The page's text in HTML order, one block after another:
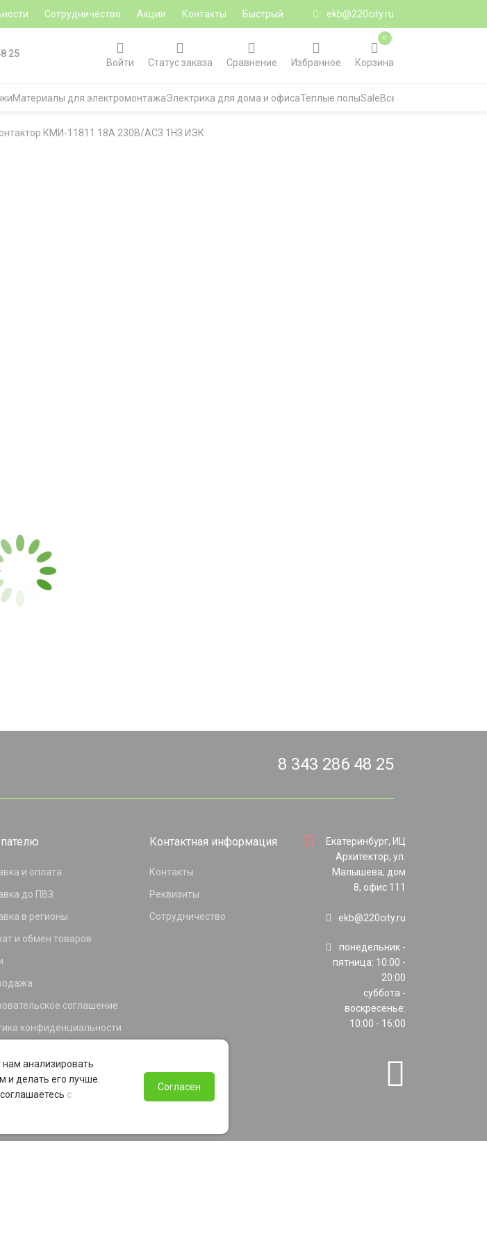
Сотрудничество Акции Контакты
Быстрый
ekb@220city.ru
25
Войти
Статус заказа Сравнение Избранное Корзина
0
Материалы для электромонтажаЭлектрика для дома и офисаТеплые полыSaleВсе категории
КМИ-11811 18А 230В/АС3 1НЗ ИЭК
8 343 286 48 25
и оплата
до ПВЗ
в регионы
и обмен товаров
соглашение
конфиденциальности
лояльности
Контактная информация
Контакты
Реквизиты
Сотрудничество
Екатеринбург, ИЦ
Архитектор, ул.
Малышева, дом
8, офис 111
ekb@220city.ru
понедельник -
пятница: 10:00 -
20:00
суббота -
воскресенье:
10:00 - 16:00
анализировать
и делать его лучше.
с
Согласен